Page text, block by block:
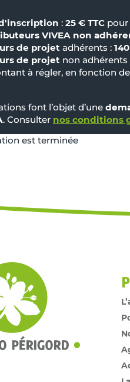
: 25 € TTC pour
VIVEA non
de projet adhérents :
de projet non adhérents
à régler, en fonction
font l’objet d’une
. Consulter nos conditions
est terminée